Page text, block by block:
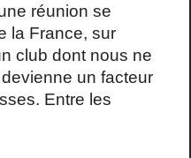
réunion se
la France, sur
club dont nous ne
un facteur
Entre les